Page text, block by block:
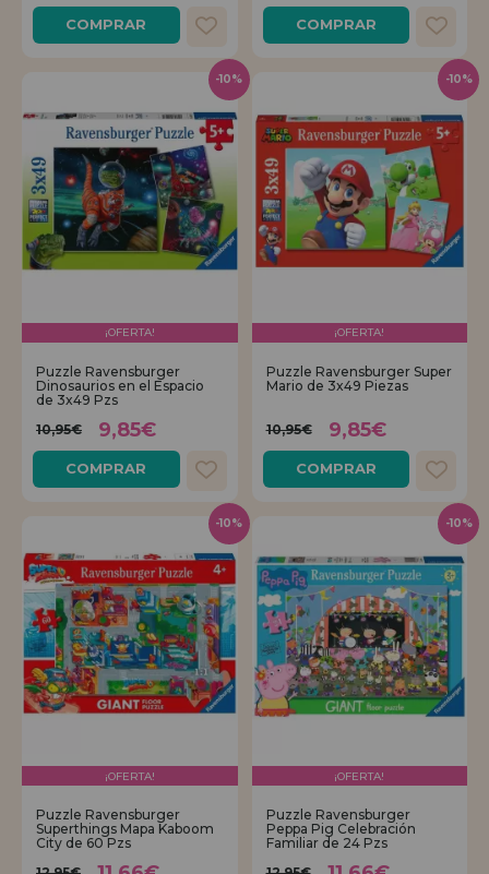
COMPRAR COMPRAR
¡OFERTA!
Puzzle Ravensburger
Dinosaurios en el Espacio
de 3x49 Pzs
10,95€
9,85€
COMPRAR
-10%
¡OFERTA!
Puzzle Ravensburger Super
Mario de 3x49 Piezas
10,95€ 9,85€
COMPRAR
-10%
¡OFERTA!
Puzzle Ravensburger
Superthings Mapa Kaboom
City de 60 Pzs
-10%
¡OFERTA!
Puzzle Ravensburger
Peppa Pig Celebración
Familiar de 24 Pzs
-10%